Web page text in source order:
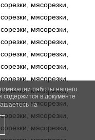
мясорезки,
мясорезки,
мясорезки,
мясорезки,
мясорезки,
мясорезки,
мясорезки,
мясорезки,
мясорезки,
мясорезки,
мясорезки,
работы нашего
в документе
на